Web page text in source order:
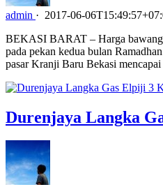
admin · 2017-06-
BEKASI BARAT – Harga
pada pekan kedua bulan
pasar Kranji Baru Bekasi
Durenjaya Langka